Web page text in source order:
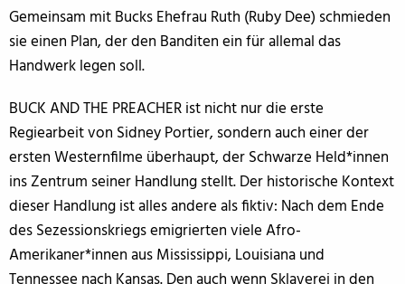
Gemeinsam mit Bucks Ehefrau Ruth (Ruby Dee) schmieden
sie einen Plan, der den Banditen ein für allemal das
Handwerk legen soll.
BUCK AND THE PREACHER ist nicht nur die erste
Regiearbeit von Sidney Portier, sondern auch einer der
ersten Westernfilme überhaupt, der Schwarze Held*innen
ins Zentrum seiner Handlung stellt. Der historische Kontext
dieser Handlung ist alles andere als fiktiv: Nach dem Ende
des Sezessionskriegs emigrierten viele Afro-
Amerikaner*innen aus Mississippi, Louisiana und